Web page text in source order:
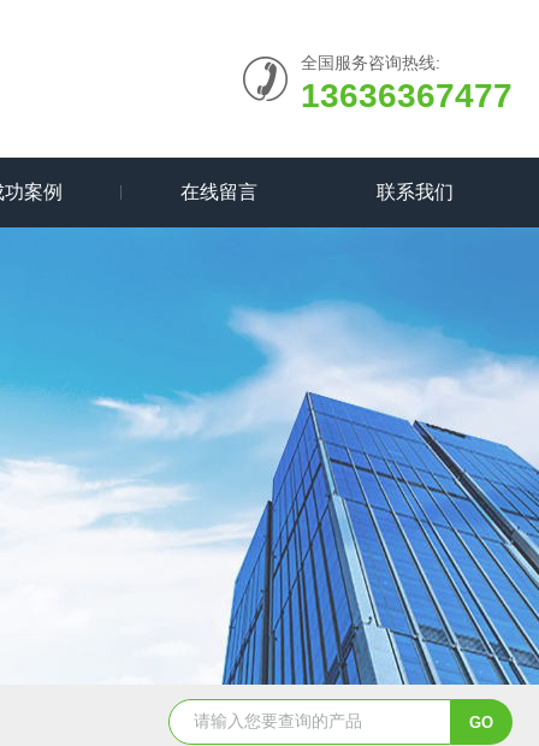
全国服务咨询热线:
13636367477
功案例 在线留言 联系我们
造纸行业电动刀闸阀选型 dn200湖泉电动截止阀 一